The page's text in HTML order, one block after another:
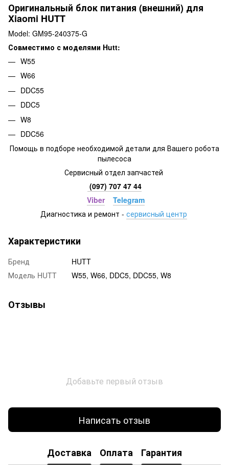
Оригинальный блок питания (внешний) для
Xiaomi HUTT
Model: GM95-240375-G
Совместимо с моделями Hutt:
W55
W66
DDC55
DDC5
W8
DDC56
Помощь в подборе необходимой детали для Вашего робота
пылесоса
Сервисный отдел запчастей
(097) 707 47 44
Viber
Telegram
Диагностика и ремонт - сервисный центр
Характеристики
Бренд
HUTT
Модель HUTT
W55, W66, DDC5, DDC55, W8
Отзывы
Добавьте первый отзыв
Написать отзыв
Доставка Оплата Гарантия